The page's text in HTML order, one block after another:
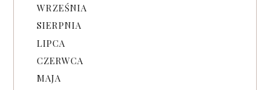
WRZEŚNIA
SIERPNIA
LIPCA
CZERWCA
MAJA